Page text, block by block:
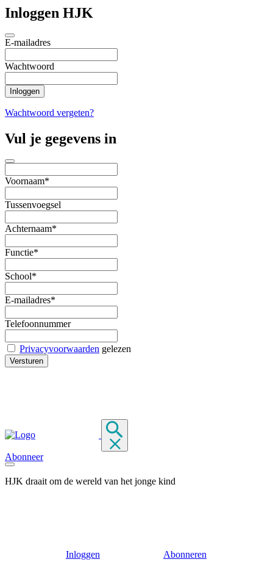
Inloggen HJK
E-mailadres
Wachtwoord
Wachtwoord vergeten?
Vul je gegevens in
Voornaam*
Tussenvoegsel
Achternaam*
Functie*
School*
E-mailadres*
Telefoonnummer
Privacyvoorwaarden gelezen
Abonneer
HJK draait om de wereld van het jonge kind
Inloggen Abonneren